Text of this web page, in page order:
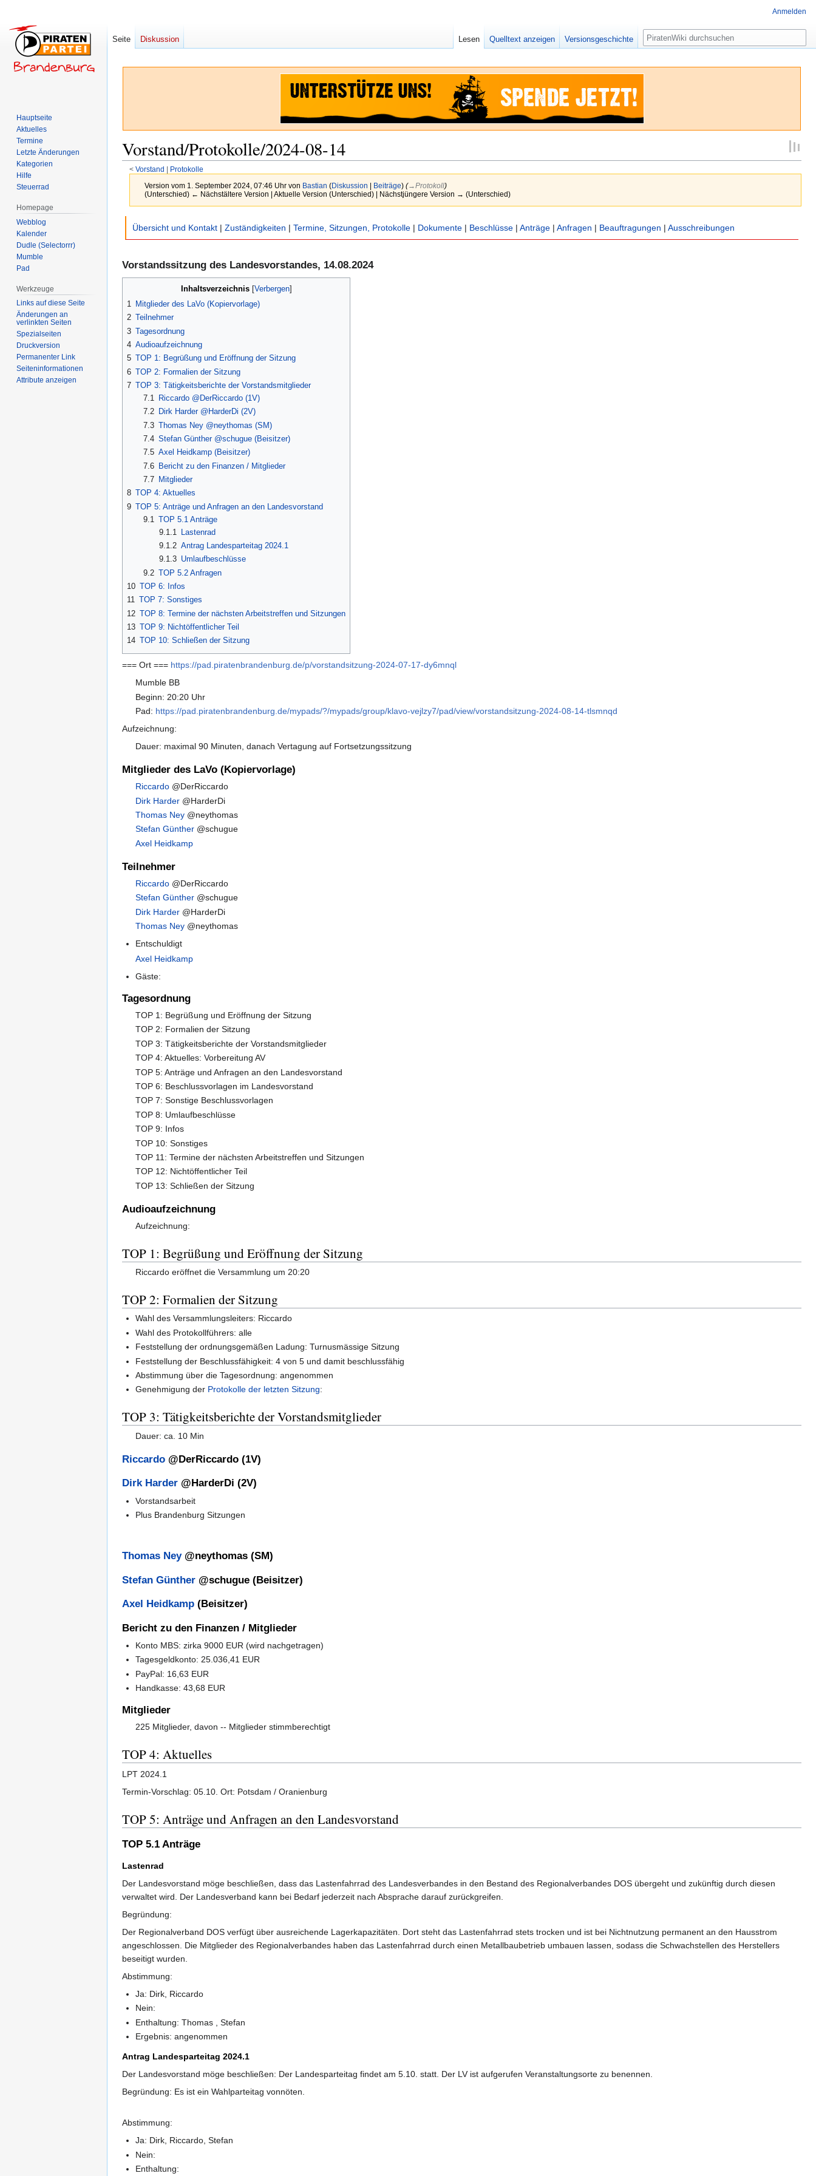
Vorstand/Protokolle/2024-08-14
< Vorstand ‎ | Protokolle
Version vom 1. September 2024, 07:46 Uhr von Bastian (Diskussion | Beiträge) (→‎Protokoll)
(Unterschied) ← Nächstältere Version | Aktuelle Version (Unterschied) | Nächstjüngere Version → (Unterschied)
Zur
Zur
Übersicht und Kontakt | Zuständigkeiten | Termine, Sitzungen, Protokolle | Dokumente | Beschlüsse | Anträge | Anfragen | Beauftragungen | Ausschreibungen
Vorstandssitzung des Landesvorstandes, 14.08.2024
Inhaltsverzeichnis
1 Mitglieder des LaVo (Kopiervorlage)
2 Teilnehmer
3 Tagesordnung
4 Audioaufzeichnung
5 TOP 1: Begrüßung und Eröffnung der Sitzung
6 TOP 2: Formalien der Sitzung
7 TOP 3: Tätigkeitsberichte der Vorstandsmitglieder
7.1
Riccardo @DerRiccardo (1V)
7.2
Dirk Harder @HarderDi (2V)
7.3 Thomas Ney @neythomas (SM)
7.4 Stefan Günther @schugue (Beisitzer)
7.5 Axel Heidkamp (Beisitzer)
7.6
Bericht zu den Finanzen / Mitglieder
7.7
Mitglieder
8 TOP 4: Aktuelles
9 TOP 5: Anträge und Anfragen an den Landesvorstand
9.1 TOP 5.1 Anträge
9.1.1
Lastenrad
9.1.2 Antrag Landesparteitag 2024.1
9.1.3 Umlaufbeschlüsse
9.2 TOP 5.2 Anfragen
10 TOP 6: Infos
11 TOP 7: Sonstiges
12 TOP 8: Termine der nächsten Arbeitstreffen und Sitzungen
13 TOP 9: Nichtöffentlicher Teil
14 TOP 10: Schließen der Sitzung
=== Ort === https://pad.piratenbrandenburg.de/p/vorstandsitzung-2024-07-17-dy6mnql
Mumble BB
Beginn: 20:20 Uhr
Pad: https://pad.piratenbrandenburg.de/mypads/?/mypads/group/klavo-vejlzy7/pad/view/vorstandsitzung-2024-08-14-tlsmnqd
Aufzeichnung:
Dauer: maximal 90 Minuten, danach Vertagung auf Fortsetzungssitzung
Mitglieder des LaVo (Kopiervorlage)
Riccardo @DerRiccardo
Dirk Harder @HarderDi
Thomas Ney @neythomas
Stefan Günther @schugue
Axel Heidkamp
Teilnehmer
Riccardo @DerRiccardo
Stefan Günther @schugue
Dirk Harder @HarderDi
Thomas Ney @neythomas
Entschuldigt
Axel Heidkamp
Gäste:
Tagesordnung
TOP 1: Begrüßung und Eröffnung der Sitzung
TOP 2: Formalien der Sitzung
TOP 3: Tätigkeitsberichte der Vorstandsmitglieder
TOP 4: Aktuelles: Vorbereitung AV
TOP 5: Anträge und Anfragen an den Landesvorstand
TOP 6: Beschlussvorlagen im Landesvorstand
TOP 7: Sonstige Beschlussvorlagen
TOP 8: Umlaufbeschlüsse
TOP 9: Infos
TOP 10: Sonstiges
TOP 11: Termine der nächsten Arbeitstreffen und Sitzungen
TOP 12: Nichtöffentlicher Teil
TOP 13: Schließen der Sitzung
Audioaufzeichnung
Aufzeichnung:
TOP 1: Begrüßung und Eröffnung der Sitzung
Riccardo eröffnet die Versammlung um 20:20
TOP 2: Formalien der Sitzung
Wahl des Versammlungsleiters: Riccardo
Wahl des Protokollführers: alle
Feststellung der ordnungsgemäßen Ladung: Turnusmässige Sitzung
Feststellung der Beschlussfähigkeit: 4 von 5 und damit beschlussfähig
Abstimmung über die Tagesordnung: angenommen
Genehmigung der Protokolle der letzten Sitzung:
TOP 3: Tätigkeitsberichte der Vorstandsmitglieder
Dauer: ca. 10 Min
Riccardo @DerRiccardo (1V)
Dirk Harder @HarderDi (2V)
Vorstandsarbeit
Plus Brandenburg Sitzungen
Thomas Ney@neythomas (SM)
Stefan Günther @schugue (Beisitzer)
Axel Heidkamp (Beisitzer)
Bericht zu den Finanzen / Mitglieder
Konto MBS: zirka 9000 EUR (wird nachgetragen)
Tagesgeldkonto: 25.036,41 EUR
PayPal: 16,63 EUR
Handkasse: 43,68 EUR
Mitglieder
225 Mitglieder, davon -- Mitglieder stimmberechtigt
TOP 4: Aktuelles
LPT 2024.1
Termin-Vorschlag: 05.10. Ort: Potsdam / Oranienburg
TOP 5: Anträge und Anfragen an den Landesvorstand
TOP 5.1 Anträge
Lastenrad
Der Landesvorstand möge beschließen, dass das Lastenfahrrad des Landesverbandes in den Bestand des Regionalverbandes DOS übergeht und zukünftig durch diesen
verwaltet wird. Der Landesverband kann bei Bedarf jederzeit nach Absprache darauf zurückgreifen.
Begründung:
Der Regionalverband DOS verfügt über ausreichende Lagerkapazitäten. Dort steht das Lastenfahrrad stets trocken und ist bei Nichtnutzung permanent an den Hausstrom
angeschlossen. Die Mitglieder des Regionalverbandes haben das Lastenfahrrad durch einen Metallbaubetrieb umbauen lassen, sodass die Schwachstellen des Herstellers
beseitigt wurden.
Abstimmung:
Ja: Dirk, Riccardo
Nein:
Enthaltung: Thomas , Stefan
Ergebnis: angenommen
Antrag Landesparteitag 2024.1
Der Landesvorstand möge beschließen: Der Landesparteitag findet am 5.10. statt. Der LV ist aufgerufen Veranstaltungsorte zu benennen.
Begründung: Es ist ein Wahlparteitag vonnöten.
Abstimmung:
Ja: Dirk, Riccardo, Stefan
Nein:
Enthaltung:
Anmelden
Seite Diskussion Lesen Quelltext anzeigen Versionsgeschichte Suche
Hauptseite
Aktuelles
Termine
Letzte Änderungen
Kategorien
Hilfe
Steuerrad
Homepage
Webblog
Kalender
Dudle (Selectorrr)
Mumble
Pad
Werkzeuge
Links auf diese Seite
Änderungen an
verlinkten Seiten
Spezialseiten
Druckversion
Permanenter Link
Seiten­­informationen
Attribute anzeigen